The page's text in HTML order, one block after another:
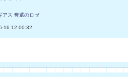
アス 奪還のロゼ
16 12:00:32